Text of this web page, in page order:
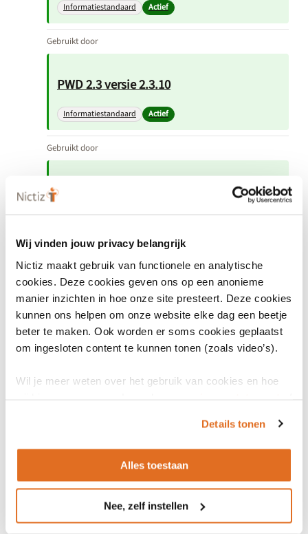
Wij vinden jouw privacy belangrijk
Nictiz maakt gebruik van functionele en analytische
cookies. Deze cookies geven ons op een anonieme
manier inzichten in hoe onze site presteert. Deze cookies
kunnen ons helpen om onze website elke dag een beetje
beter te maken. Ook worden er soms cookies geplaatst
om ingesloten content te kunnen tonen (zoals video’s).
Wil je meer weten over het gebruik van cookies en hoe
Details tonen
Alles toestaan
Nee, zelf instellen
Informatiestandaard Actief
Gebruikt door
PWD 2.3 versie 2.3.10
Informatiestandaard Actief
Gebruikt door
Kernset Neonatologie 3.0
eOverdracht 4.2.0-beta.1
Informatiestandaard In Ontwikkeling
Acute zorg 2.4.0 Informatiestandaard